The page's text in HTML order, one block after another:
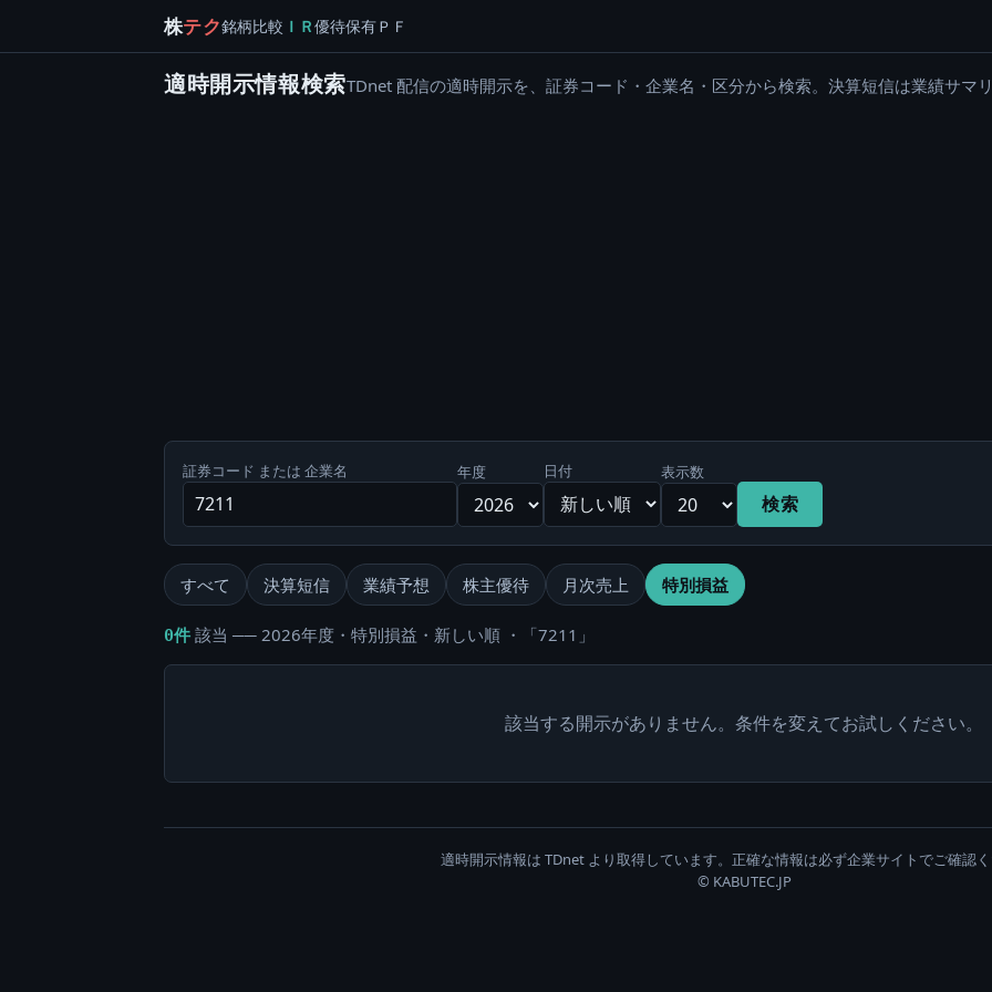
株テク銘柄比較 ＩＲ優待保有ＰＦ
適時開示情報検索TDnet 配信の適時開示を、証券コード・企業名・区分から検索。決算短信は業績サマ
証券コード または 企業名 年度 日付 表示数
検索
すべて 決算短信 業績予想 株主優待 月次売上 特別損益
0件 該当 ── 2026年度・特別損益・新しい順 ・「7211」
該当する開示がありません。条件を変えてお試しください。
適時開示情報は TDnet より取得しています。正確な情報は必ず企業サイトでご確認
© KABUTEC.JP